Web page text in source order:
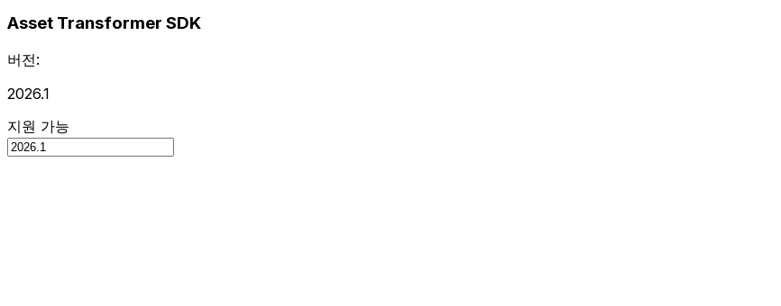
Asset Transformer SDK
버전:
2026.1
지원 가능